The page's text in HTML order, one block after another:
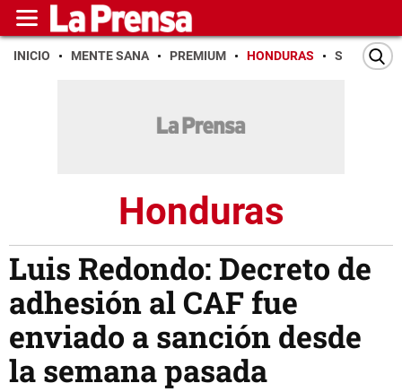
INICIO MENTE SANA PREMIUM HONDURAS SAN PEDRO
Honduras
Luis Redondo: Decreto de
adhesión al CAF fue
enviado a sanción desde
la semana pasada